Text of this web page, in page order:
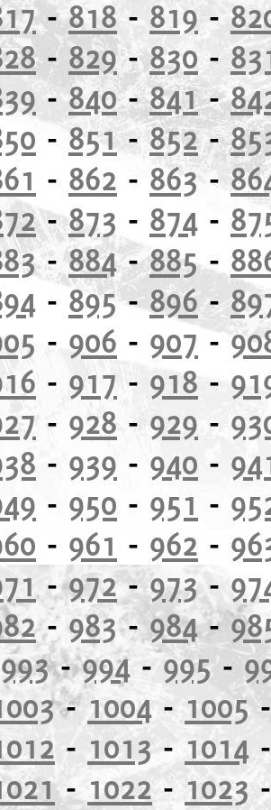
-818 - 819 -
-829-830-
-840-841-
- 851-852-
- 862 - 863-
-873 - 874 -
-884-885-
- 895-896-
- 906 - 907-
- 917- 918 -
- 928 - 929 -
- 939 - 940 -
- 950 - 951 -
- 961 - 962 -
-972-973-
- 983-984-
993-994 -995-
-1004- 1005
- 1013- 1014
-1022- 1023